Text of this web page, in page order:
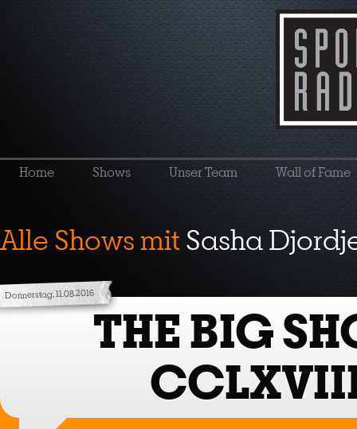
Home Shows Unser Team Wall of Fame
Alle Shows mitSasha
Donnerstag, 11.08.2016
THE BIG